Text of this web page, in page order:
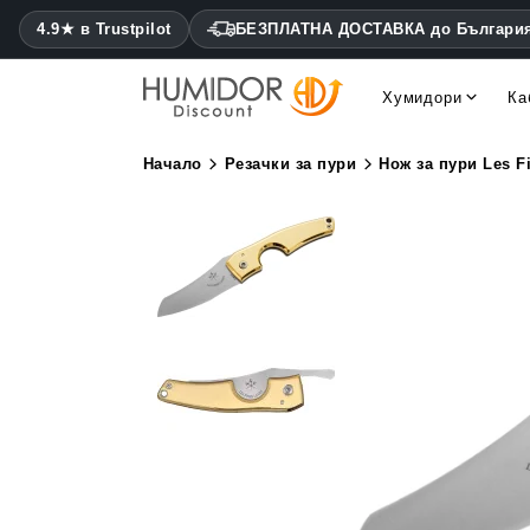
4.9★ в Trustpilot БЕЗПЛАТНА ДОСТАВКА до
Хумидори
Начало Резачки за пури Нож за пури Les